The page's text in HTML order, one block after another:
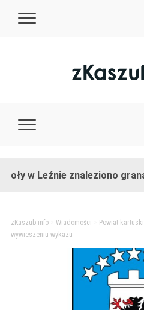
w Leźnie znaleziono granat!
zKaszub.info> Wiadomości Powiat kartuski
wywieszeniu wykazu